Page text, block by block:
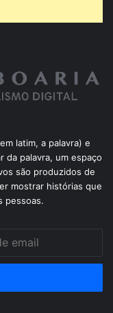
latim, a palavra) e
da palavra, um espaço
são produzidos de
mostrar histórias que
pessoas.